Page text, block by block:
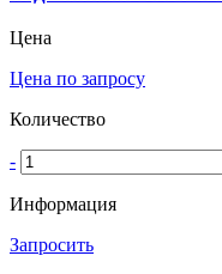
Цена
Цена по запросу
Количество
-
Информация
Запросить